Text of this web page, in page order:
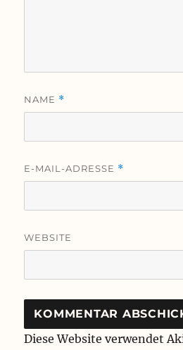
NAME *
E-MAIL-ADRESSE *
WEBSITE
Diese Website verwendet